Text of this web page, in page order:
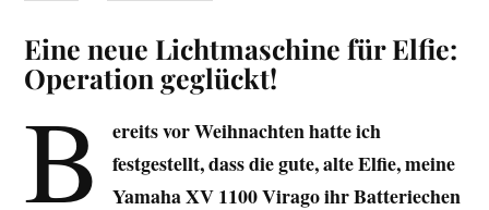
Eine neue Lichtmaschine für Elfie:
Operation geglückt!
B
ereits vor Weihnachten hatte ich
festgestellt, dass die gute, alte Elfie, meine
Yamaha XV 1100 Virago ihr Batteriechen